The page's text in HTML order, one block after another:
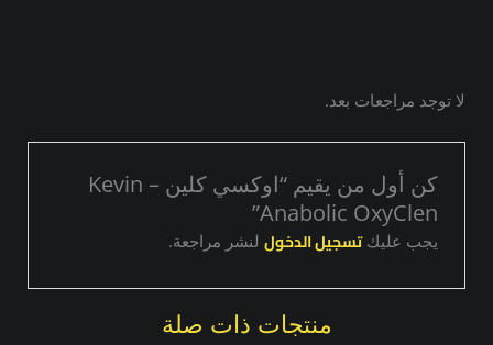
لا توجد مراجعات بعد.
كن أول من يقيم “اوكسي كلين – Kevin
Anabolic OxyClen”
يجب عليكتسجيل الدخول لنشر مراجعة.
منتجات ذات صلة